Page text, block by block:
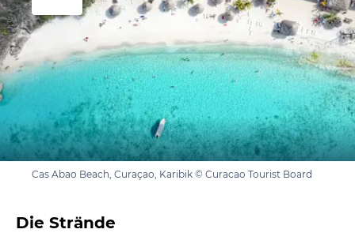
Cas Abao Beach, Curaçao, Karibik © Curacao Tourist Board
Die Strände